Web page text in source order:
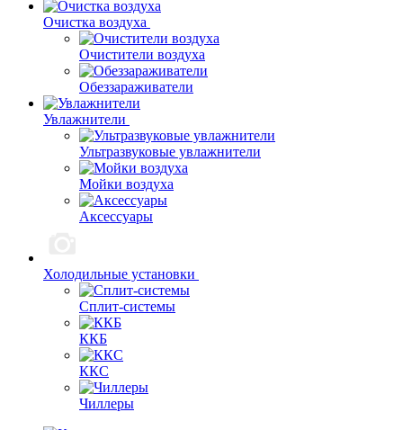
Очистка воздуха
Очистители воздуха
Обеззараживатели
Увлажнители
Ультразвуковые увлажнители
Мойки воздуха
Аксессуары
Холодильные установки
Сплит-системы
ККБ
ККС
Чиллеры